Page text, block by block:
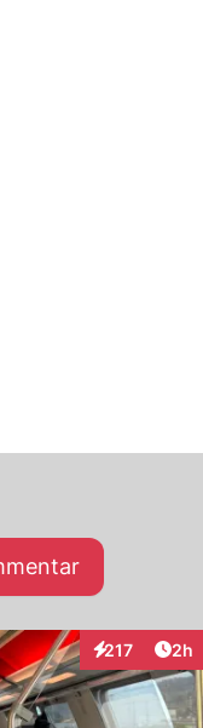
217
Interaktionen
2h